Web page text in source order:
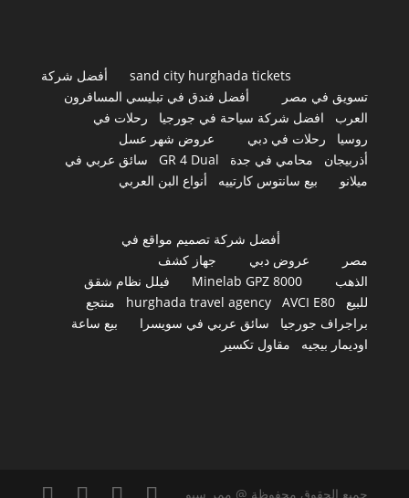
sand city hurghada tickets
أفضل شركة
تسويق في مصر
أفضل فندق في تبليسي المسافرون
العرب
افضل شركة سياحة في جورجيا
رحلات في
روسيا
رحلات في دبي
عروض شهر عسل
أذربيجان
محامي في جدة GR 4 Dual
سائق عربي في
ميلانو
بيع سانتوس كارتييه أنواع البن العربي
أفضل شركة تصميم مواقع في
مصر
عروض دبي
جهاز كشف
الذهب
Minelab GPZ 8000
فيلل نظام شقق
للبيع
hurghada travel agency AVCI E80
منتجع
براجراف جورجيا
سائق عربي في سويسرا
بيع ساعة
اوديمار بيجيه
مقاول تكسير
جميع الحقوق محفوظة @ ممر سيو